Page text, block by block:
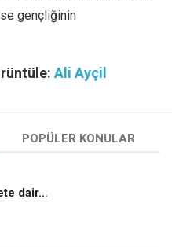
gençliğinin
Ali Ayçil
POPÜLER KONULAR
dair…